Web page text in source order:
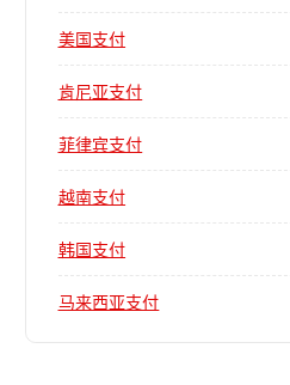
美国支付
肯尼亚支付
菲律宾支付
越南支付
韩国支付
马来西亚支付